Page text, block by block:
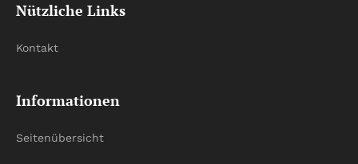
Nützliche Links
Kontakt
Informationen
Seitenübersicht